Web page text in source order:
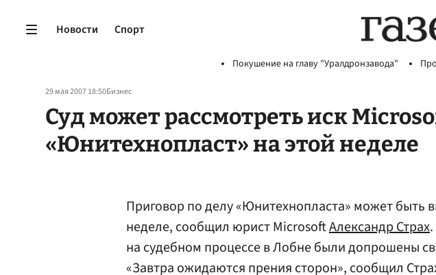
Новости Спорт
Покушение на главу "Уралдронзавода"
29 мая 2007 18:50Бизнес
Суд может рассмотреть иск
«Юнитехнопласт» на этой неделе
Приговор по делу «Юнитехнопласта» может быть
неделе, сообщил юрист MicrosoftАлександр Страх
на судебном процессе в Лобне были допрошены
«Завтра ожидаются прения сторон», сообщил